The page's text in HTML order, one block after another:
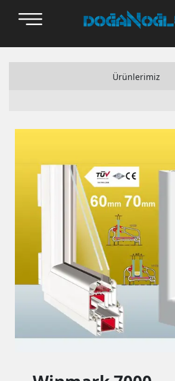
Ürünlerimiz
Alfapen
Setawin